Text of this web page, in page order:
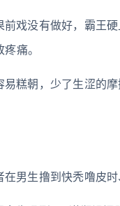
戏没有做好，霸王
痛。
糕朝，少了生涩的
男生撸到快秃噜皮